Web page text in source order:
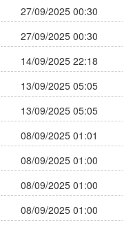
27/09/2025 00:30
27/09/2025 00:30
14/09/2025 22:18
13/09/2025 05:05
13/09/2025 05:05
08/09/2025 01:01
08/09/2025 01:00
08/09/2025 01:00
08/09/2025 01:00